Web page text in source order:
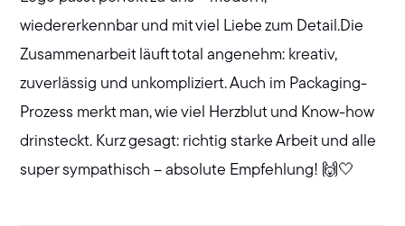
wiedererkennbar und mit viel Liebe zum Detail.Die
Zusammenarbeit läuft total angenehm: kreativ,
zuverlässig und unkompliziert. Auch im Packaging-
Prozess merkt man, wie viel Herzblut und Know-how
drinsteckt. Kurz gesagt: richtig starke Arbeit und alle
super sympathisch – absolute Empfehlung! 🙌🤍